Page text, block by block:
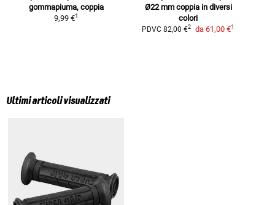
gommapiuma, coppia
9,99 €1
Ø22 mm coppia in diversi
colori
PDVC 82,00 €2 da 61,00 €1
Ultimi articoli visualizzati